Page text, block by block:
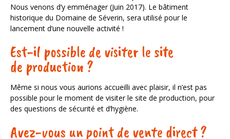
Nous venons d’y emménager (Juin 2017). Le bâtiment
historique du Domaine de Séverin, sera utilisé pour le
lancement d’une nouvelle activité !
Est-il possible de visiter le site
de production ?
Même si nous vous aurions accueilli avec plaisir, il n’est pas
possible pour le moment de visiter le site de production, pour
des questions de sécurité et d’hygiène.
Avez-vous un point de vente direct ?